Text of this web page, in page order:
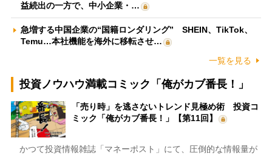
益続出の一方で、中小企業・…
急増する中国企業の“国籍ロンダリング” SHEIN、TikTok、
Temu…本社機能を海外に移転させ…
一覧を見る
投資ノウハウ満載コミック「俺がカブ番長！」
「売り時」を逃さないトレンド見極め術 投資コ
ミック「俺がカブ番長！」【第11回】
かつて投資情報雑誌「マネーポスト」にて、圧倒的な情報量が